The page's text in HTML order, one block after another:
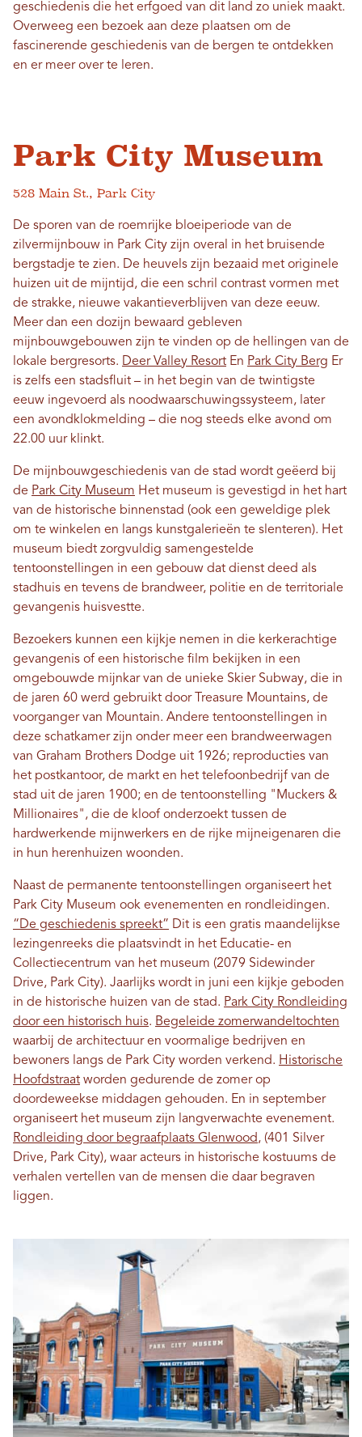
geschiedenis die het erfgoed van dit land zo uniek maakt.
Overweeg een bezoek aan deze plaatsen om de
fascinerende geschiedenis van de bergen te ontdekken
en er meer over te leren.
Park City Museum
528 Main St., Park City
De sporen van de roemrijke bloeiperiode van de
zilvermijnbouw in Park City zijn overal in het bruisende
bergstadje te zien. De heuvels zijn bezaaid met originele
huizen uit de mijntijd, die een schril contrast vormen met
de strakke, nieuwe vakantieverblijven van deze eeuw.
Meer dan een dozijn bewaard gebleven
mijnbouwgebouwen zijn te vinden op de hellingen van de
lokale bergresorts. Deer Valley Resort En Park City Berg Er
is zelfs een stadsfluit – in het begin van de twintigste
eeuw ingevoerd als noodwaarschuwingssysteem, later
een avondklokmelding – die nog steeds elke avond om
22.00 uur klinkt.
De mijnbouwgeschiedenis van de stad wordt geëerd bij
de Park City Museum Het museum is gevestigd in het hart
van de historische binnenstad (ook een geweldige plek
om te winkelen en langs kunstgalerieën te slenteren). Het
museum biedt zorgvuldig samengestelde
tentoonstellingen in een gebouw dat dienst deed als
stadhuis en tevens de brandweer, politie en de territoriale
gevangenis huisvestte.
Bezoekers kunnen een kijkje nemen in die kerkerachtige
gevangenis of een historische film bekijken in een
omgebouwde mijnkar van de unieke Skier Subway, die in
de jaren 60 werd gebruikt door Treasure Mountains, de
voorganger van Mountain. Andere tentoonstellingen in
deze schatkamer zijn onder meer een brandweerwagen
van Graham Brothers Dodge uit 1926; reproducties van
het postkantoor, de markt en het telefoonbedrijf van de
stad uit de jaren 1900; en de tentoonstelling "Muckers &
Millionaires", die de kloof onderzoekt tussen de
hardwerkende mijnwerkers en de rijke mijneigenaren die
in hun herenhuizen woonden.
Naast de permanente tentoonstellingen organiseert het
Park City Museum ook evenementen en rondleidingen.
“De geschiedenis spreekt” Dit is een gratis maandelijkse
lezingenreeks die plaatsvindt in het Educatie- en
Collectiecentrum van het museum (2079 Sidewinder
Drive, Park City). Jaarlijks wordt in juni een kijkje geboden
in de historische huizen van de stad. Park City Rondleiding
door een historisch huis. Begeleide zomerwandeltochten
waarbij de architectuur en voormalige bedrijven en
bewoners langs de Park City worden verkend. Historische
Hoofdstraat worden gedurende de zomer op
doordeweekse middagen gehouden. En in september
organiseert het museum zijn langverwachte evenement.
Rondleiding door begraafplaats Glenwood, (401 Silver
Drive, Park City), waar acteurs in historische kostuums de
verhalen vertellen van de mensen die daar begraven
liggen.